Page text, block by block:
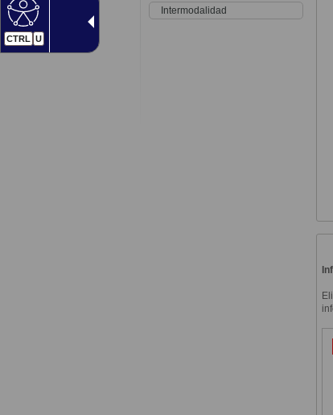
CTRL U
Intermodalidad